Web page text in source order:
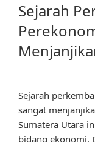
Sejarah
Sejarah
sangat
Sumatera Utara
bidang ekonomi.